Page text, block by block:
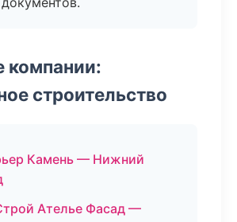
компании:
строительство
Камень — Нижний
Ателье Фасад —